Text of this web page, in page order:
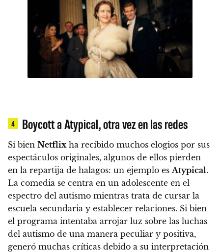
4 Boycott a Atypical, otra vez en las redes
Si bien Netflix ha recibido muchos elogios por sus
espectáculos originales, algunos de ellos pierden
en la repartija de halagos: un ejemplo es Atypical.
La comedia se centra en un adolescente en el
espectro del autismo mientras trata de cursar la
escuela secundaria y establecer relaciones. Si bien
el programa intentaba arrojar luz sobre las luchas
del autismo de una manera peculiar y positiva,
generó muchas críticas debido a su interpretación